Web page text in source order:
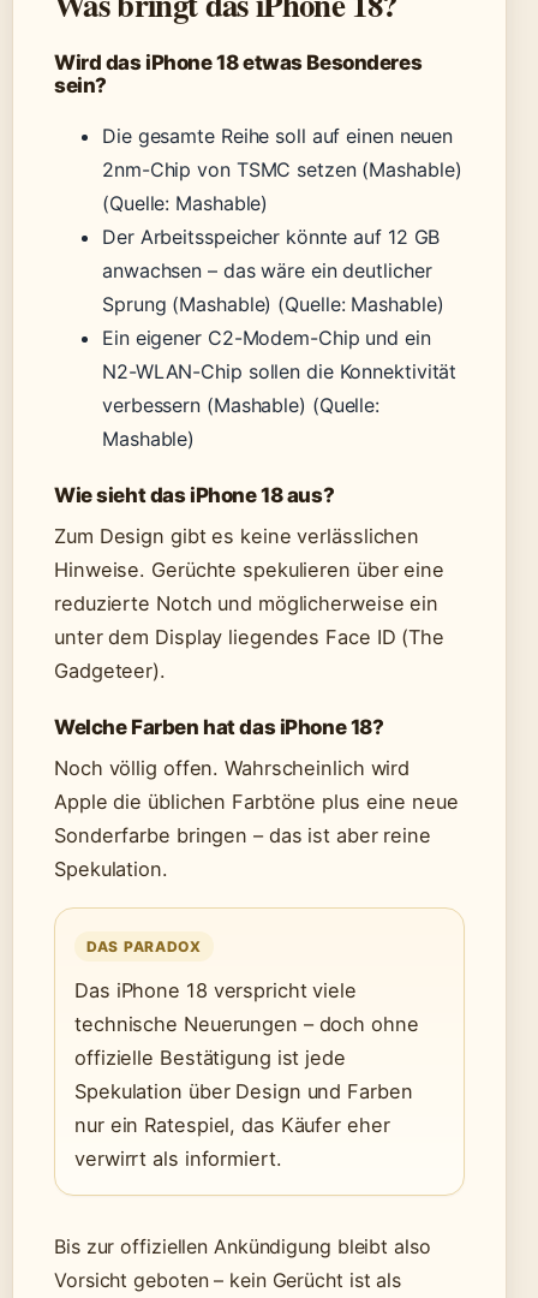
Wird das iPhone 18 etwas Besonderes
sein?
Die gesamte Reihe soll auf einen neuen
2nm-Chip von TSMC setzen (Mashable)
(Quelle: Mashable)
Der Arbeitsspeicher könnte auf 12 GB
anwachsen – das wäre ein deutlicher
Sprung (Mashable) (Quelle: Mashable)
Ein eigener C2-Modem-Chip und ein
N2-WLAN-Chip sollen die Konnektivität
verbessern (Mashable) (Quelle:
Mashable)
Wie sieht das iPhone 18 aus?
Zum Design gibt es keine verlässlichen
Hinweise. Gerüchte spekulieren über eine
reduzierte Notch und möglicherweise ein
unter dem Display liegendes Face ID (The
Gadgeteer).
Welche Farben hat das iPhone 18?
Noch völlig offen. Wahrscheinlich wird
Apple die üblichen Farbtöne plus eine neue
Sonderfarbe bringen – das ist aber reine
Spekulation.
DAS PARADOX
Das iPhone 18 verspricht viele
technische Neuerungen – doch ohne
offizielle Bestätigung ist jede
Spekulation über Design und Farben
nur ein Ratespiel, das Käufer eher
verwirrt als informiert.
Bis zur offiziellen Ankündigung bleibt also
Vorsicht geboten – kein Gerücht ist als